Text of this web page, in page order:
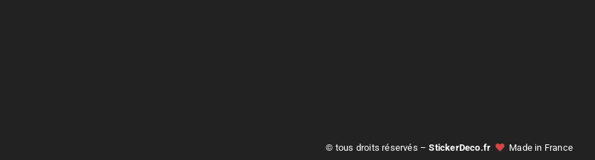
© tous droits réservés –StickerDeco.fr Made in France